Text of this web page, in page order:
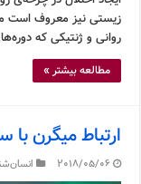
زیستی نیز معروف است
روانی و ژنتیکی که
مطالعه بیشتر »
ارتباط میگرن
2018/05/06